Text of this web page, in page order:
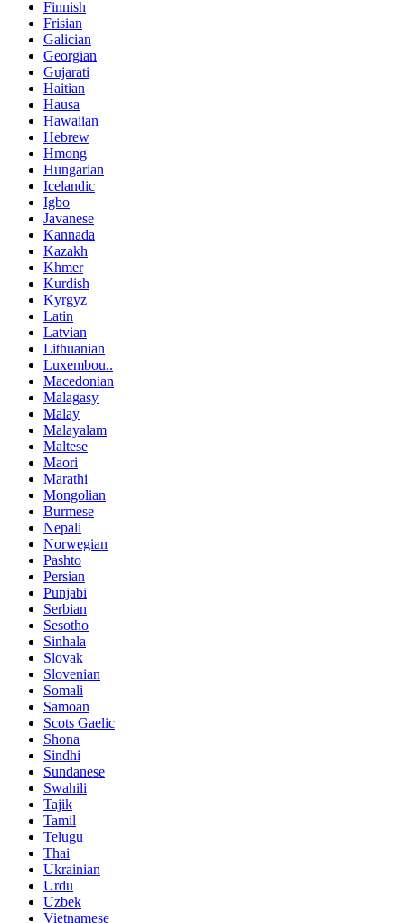
Finnish
Frisian
Galician
Georgian
Gujarati
Haitian
Hausa
Hawaiian
Hebrew
Hmong
Hungarian
Icelandic
Igbo
Javanese
Kannada
Kazakh
Khmer
Kurdish
Kyrgyz
Latin
Latvian
Lithuanian
Luxembou..
Macedonian
Malagasy
Malay
Malayalam
Maltese
Maori
Marathi
Mongolian
Burmese
Nepali
Norwegian
Pashto
Persian
Punjabi
Serbian
Sesotho
Sinhala
Slovak
Slovenian
Somali
Samoan
Scots Gaelic
Shona
Sindhi
Sundanese
Swahili
Tajik
Tamil
Telugu
Thai
Ukrainian
Urdu
Uzbek
Vietnamese